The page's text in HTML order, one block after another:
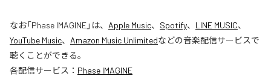
なお「Phase IMAGINE」は、 Apple Music、 Spotify、 LINE MUSIC、
YouTube Music、 Amazon Music Unlimitedなどの音楽配信サービスで
聴くことができる。
各配信サービス： Phase IMAGINE